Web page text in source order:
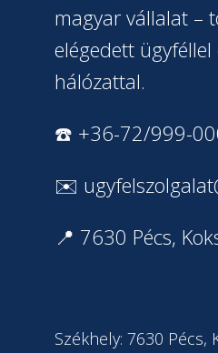
magyar vállalat –
elégedett ügyféllel
hálózattal.
☎️ +36-72/999-
✉️
📍 7630 Pécs,
Székhely: 7630 Pécs,